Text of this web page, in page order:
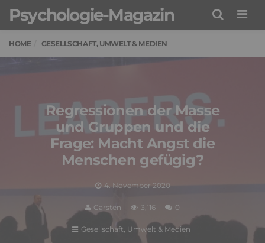
Psychologie-Magazin
HOME GESELLSCHAFT, UMWELT & MEDIEN
Regressionen der Masse
und Gruppen und die
Frage: Macht Angst die
Menschen gefügig?
4. November 2020
Carsten 3,116 0
Gesellschaft, Umwelt & Medien